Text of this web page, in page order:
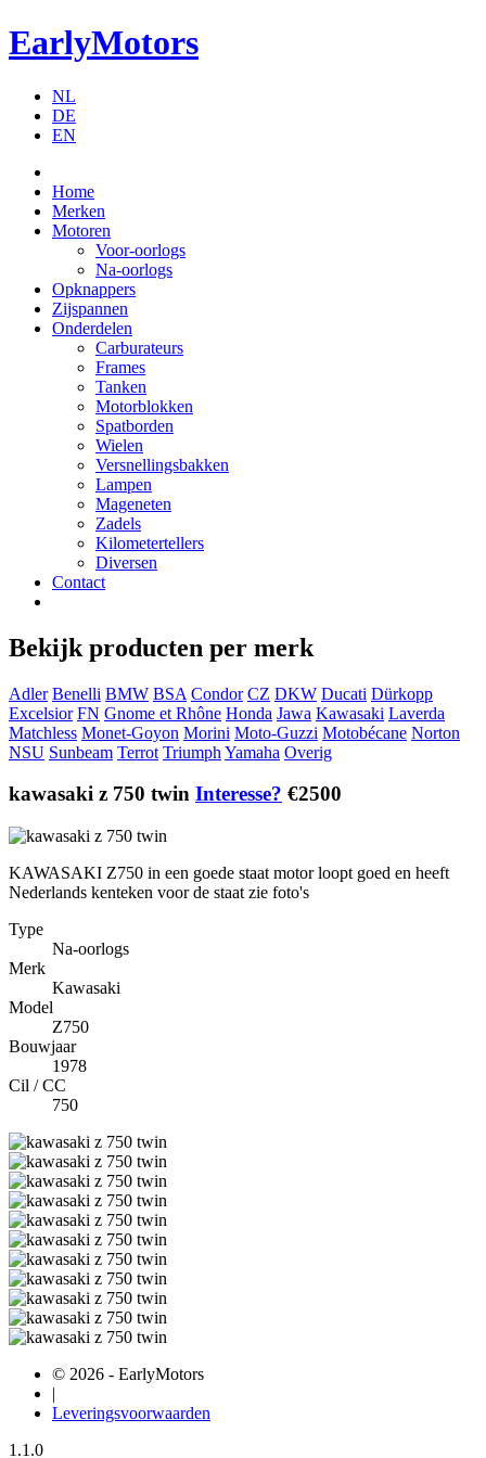
EarlyMotors
NL
DE
EN
Home
Merken
Motoren
Voor-oorlogs
Na-oorlogs
Opknappers
Zijspannen
Onderdelen
Carburateurs
Frames
Tanken
Motorblokken
Spatborden
Wielen
Versnellingsbakken
Lampen
Mageneten
Zadels
Kilometertellers
Diversen
Contact
Bekijk producten per merk
Adler Benelli BMW BSA Condor CZ DKW Ducati Dürkopp
Excelsior FN Gnome et Rhône Honda Jawa Kawasaki Laverda
Matchless Monet-Goyon Morini Moto-Guzzi Motobécane Norton
NSU Sunbeam Terrot Triumph Yamaha Overig
kawasaki z 750 twin Interesse? €2500
KAWASAKI Z750 in een goede staat motor loopt goed en heeft
Nederlands kenteken voor de staat zie foto's
Type
Na-oorlogs
Merk
Kawasaki
Model
Z750
Bouwjaar
1978
Cil / CC
750
© 2026 - EarlyMotors
|
Leveringsvoorwaarden
1.1.0